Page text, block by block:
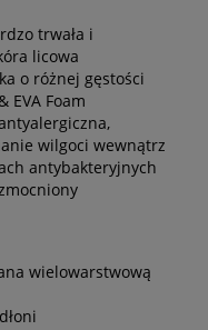
trwała i
licowa
o różnej gęstości
EVA Foam
wilgoci wewnątrz
antybakteryjnych
wielowarstwową